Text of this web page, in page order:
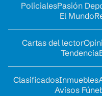
PolicialesPasión
El Mundo
Cartas del lector
Tendencia
ClasificadosInmuebles
Avisos